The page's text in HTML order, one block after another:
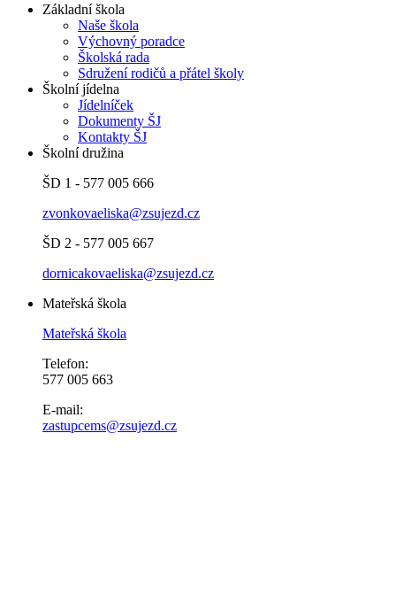
Základní škola
Naše škola
Výchovný poradce
Školská rada
Sdružení rodičů a přátel školy
Školní jídelna
Jídelníček
Dokumenty ŠJ
Kontakty ŠJ
Školní družina
ŠD 1 - 577 005 666
zvonkovaeliska@zsujezd.cz
ŠD 2 - 577 005 667
dornicakovaeliska@zsujezd.cz
Mateřská škola
Mateřská škola
Telefon:
577 005 663
E-mail:
zastupcems@zsujezd.cz